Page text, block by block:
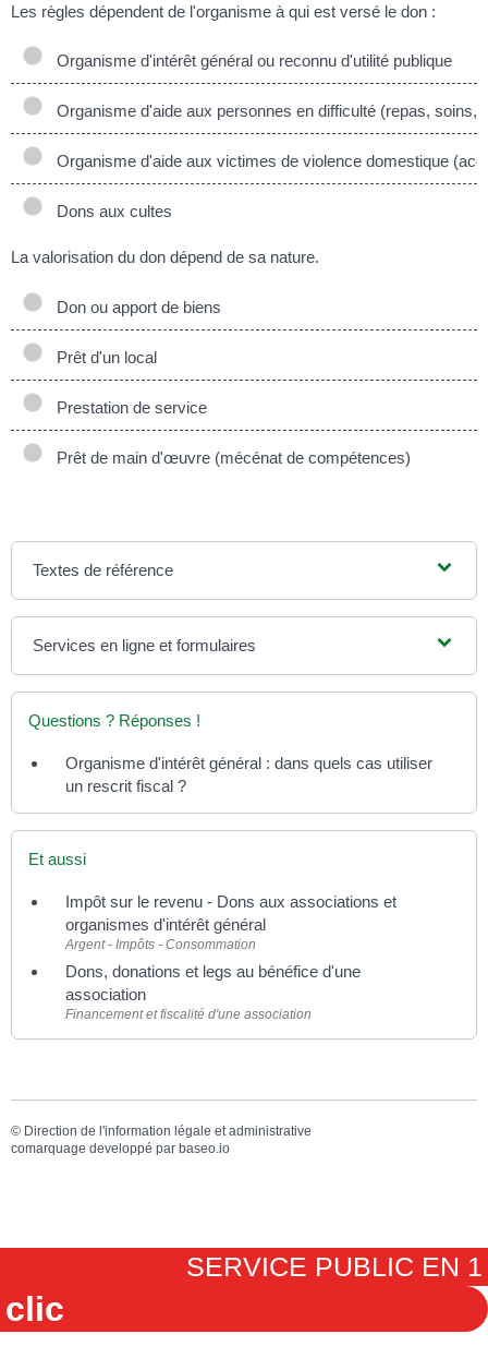
Les règles dépendent de l'organisme à qui est versé le don :
Organisme d'intérêt général ou reconnu d'utilité publique
Organisme d'aide aux personnes en difficulté (repas, soins,
Organisme d'aide aux victimes de violence domestique
Dons aux cultes
La valorisation du don dépend de sa nature.
Don ou apport de biens
Prêt d'un local
Prestation de service
Prêt de main d'œuvre (mécénat de compétences)
Textes de référence
Services en ligne et formulaires
Questions ? Réponses !
Organisme d'intérêt général : dans quels cas utiliser
un rescrit fiscal ?
Et aussi
Impôt sur le revenu - Dons aux associations et
organismes d'intérêt général
Argent - Impôts - Consommation
Dons, donations et legs au bénéfice d'une
association
Financement et fiscalité d'une association
© Direction de l'information légale et administrative
comarquage developpé par baseo.io
SERVICE PUBLIC EN 1
clic